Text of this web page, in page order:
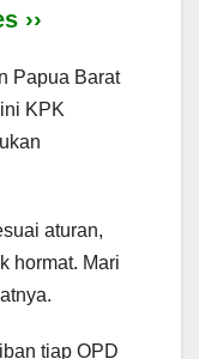
››
Papua Barat
KPK
aturan,
hormat. Mari
tiap OPD